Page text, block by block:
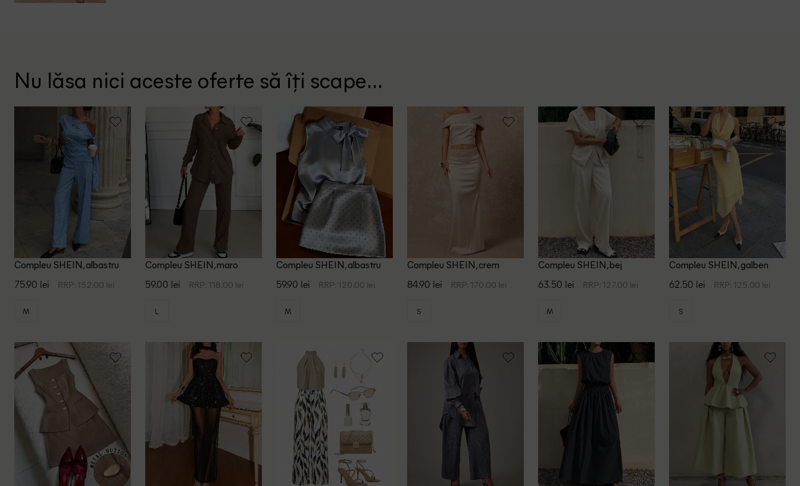
Nu lăsa nici aceste oferte să îți scape...
Compleu SHEIN, albastru
75.90 lei RRP: 152.00 lei
M
Compleu SHEIN, maro
59.00 lei RRP: 118.00 lei
L
Compleu SHEIN, albastru
59.90 lei RRP: 120.00 lei
M
Compleu SHEIN, crem
84.90 lei RRP: 170.00 lei
S
Compleu SHEIN, bej
63.50 lei RRP: 127.00 lei
M
Compleu SHEIN, galben
62.50 lei RRP: 125.00 lei
S